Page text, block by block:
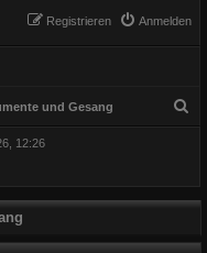
Anmelden
Registrieren
und Gesang
12:26